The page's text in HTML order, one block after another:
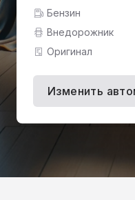
Бензин
Внедорожник
Оригинал
Изменить